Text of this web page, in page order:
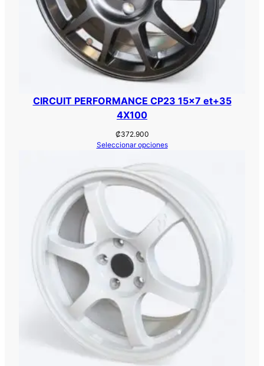
CIRCUIT PERFORMANCE CP23 15×7 et+35
4X100
₡372.900
Seleccionar opciones